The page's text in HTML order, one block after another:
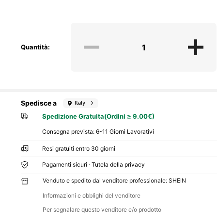
Quantità:
Spedisce a Italy
Spedizione Gratuita(Ordini ≥ 9.00€)
Consegna prevista:6-11 Giorni Lavorativi
Resi gratuiti entro 30 giorni
Pagamenti sicuri · Tutela della privacy
Venduto e spedito dal venditore professionale: SHEIN
Informazioni e obblighi del venditore
Per segnalare questo venditore e/o prodotto